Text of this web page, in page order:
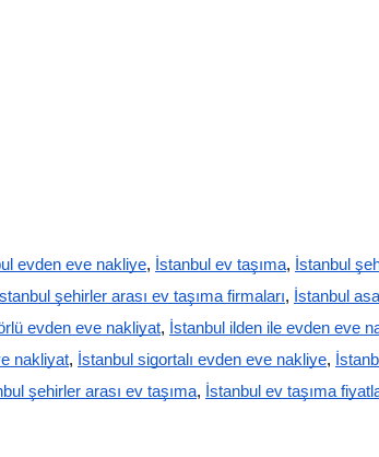
evden eve nakliye, İstanbul ev taşıma, İstanbul
İstanbul şehirler arası ev taşıma firmaları, İstanbul
evden eve nakliyat, İstanbul ilden ile evden eve
nakliyat, İstanbul sigortalı evden eve nakliye,
şehirler arası ev taşıma, İstanbul ev taşıma